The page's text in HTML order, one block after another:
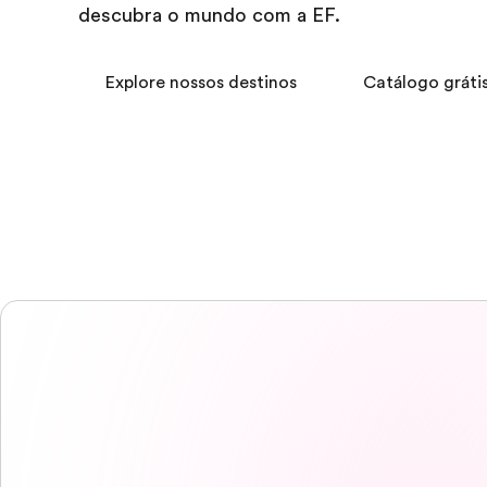
descubra o mundo com a EF.
Explore nossos destinos Catálogo